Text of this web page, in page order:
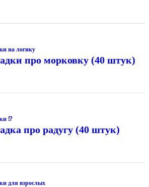
на логику
про морковку (40 штук)
⁉
про радугу (40 штук)
для взрослых